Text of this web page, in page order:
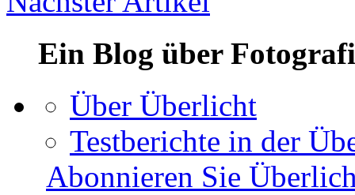
Ein Blog über
Über Überlicht
Testberichte in der
Abonnieren Sie